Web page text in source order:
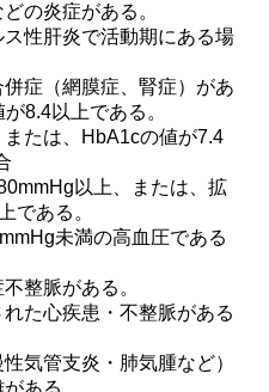
の炎症がある。
ス性肝炎で活動期にある場
症（網膜症、腎症）があ
8.4以上である。
または、HbA1cの値が7.4
以上、または、拡
である。
未満の高血圧である
整脈がある。
れた心疾患・不整脈がある
気管支炎・肺気腫など）
ある。